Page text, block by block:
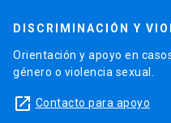
DISCRIMINACIÓN Y
Orientación y apoyo en
género o violencia sexual.
launch Contacto para apoyo